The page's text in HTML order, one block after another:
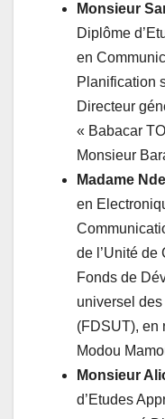
Monsieur
Diplôme
en
Planification
Directeur
« Babacar
Monsieur
Madame
en
de l’Unité de
Fonds de
universel
(FDSUT), en
Modou
Monsieur
d’Etudes